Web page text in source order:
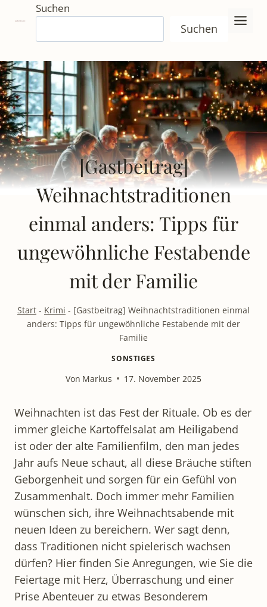
Inhalt
springen
Suchen
Suchen
[Gastbeitrag]
Weihnachtstraditionen
einmal anders: Tipps für
ungewöhnliche Festabende
mit der Familie
Start - Krimi - [Gastbeitrag] Weihnachtstraditionen einmal
anders: Tipps für ungewöhnliche Festabende mit der
Familie
SONSTIGES
Von Markus 17. November 2025
Weihnachten ist das Fest der Rituale. Ob es der
immer gleiche Kartoffelsalat am Heiligabend
ist oder der alte Familienfilm, den man jedes
Jahr aufs Neue schaut, all diese Bräuche stiften
Geborgenheit und sorgen für ein Gefühl von
Zusammenhalt. Doch immer mehr Familien
wünschen sich, ihre Weihnachtsabende mit
neuen Ideen zu bereichern. Wer sagt denn,
dass Traditionen nicht spielerisch wachsen
dürfen? Hier finden Sie Anregungen, wie Sie die
Feiertage mit Herz, Überraschung und einer
Prise Abenteuer zu etwas Besonderem